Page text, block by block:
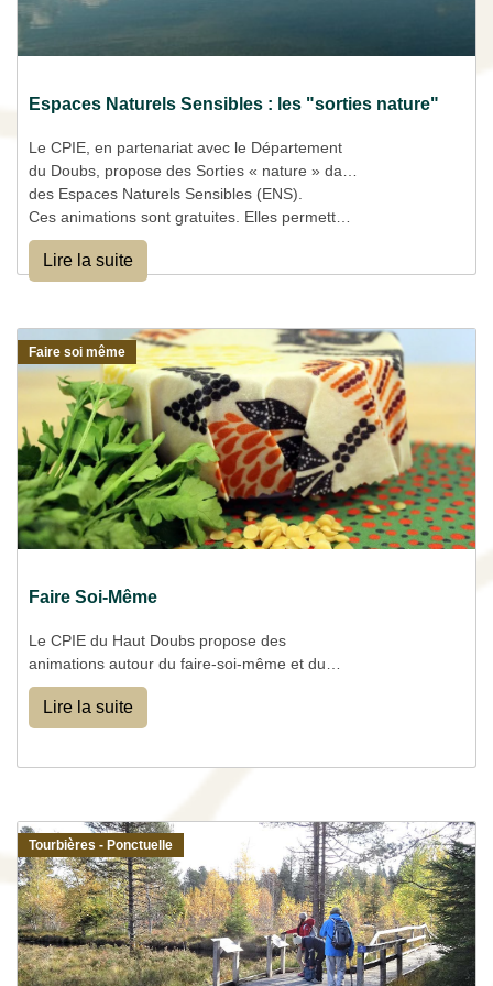
Espaces Naturels Sensibles : les "sorties nature"
Le CPIE, en partenariat avec le Département
du Doubs, propose des Sorties « nature » dans
des Espaces Naturels Sensibles (ENS).
Ces animations sont gratuites. Elles permettent
de découvrir le patrimoine naturel du
département au travers de thèmatiques
variées.
Lire la suite
Faire Soi-Même
Le CPIE du Haut Doubs propose des
animations autour du faire-soi-même et du
zéro déchet, allant de la fabrication de produits
ménagers à la création d'objets en récup'.
Faire soi même
Lire la suite
Tourbières - Ponctuelle